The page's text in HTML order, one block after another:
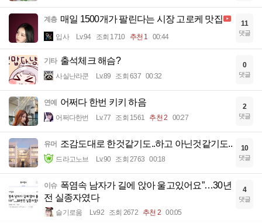
계층 매일 1500개가 팔린다는 시장 고로케 맛집
입사 Lv.94 조회 1710 추천 1 00:44
11
댓글
기타 출석체크 해슴?
사실난라쿤 Lv.89 조회 637 00:32
0
댓글
연예 어쩌다 한번 키키 하음
어쩌다한번 Lv.77 조회 1561 추천 2 00:27
2
댓글
유머 조감도대로 한것같기도..하고 아닌것같기도..
드라고노브 Lv.90 조회 2763 00:18
10
댓글
이슈 폭염속 남자가 길에 앉아 울고있어요”…30년
전 실종자였다
슬기로움 Lv.92 조회 2672 추천 2 00:05
4
댓글